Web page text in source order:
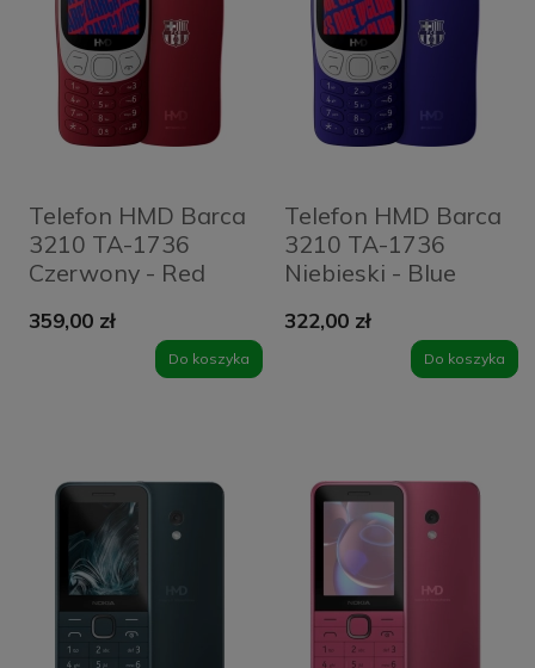
Telefon HMD Barca
3210 TA-1736
Czerwony - Red
359,00 zł
Do koszyka
Telefon HMD Barca
3210 TA-1736
Niebieski - Blue
322,00 zł
Do koszyka